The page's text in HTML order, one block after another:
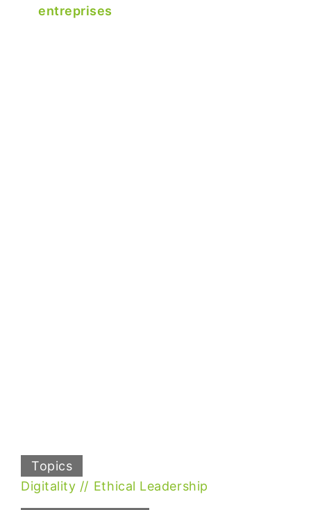
entreprises
Topics
Digitality
Ethical Leadership